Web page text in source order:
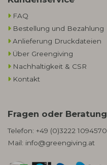
FAQ
Bestellung und Bezahlung
Anlieferung Druckdateien
Über Greengiving
Nachhaltigkeit & CSR
Kontakt
Fragen oder Beratung
Telefon: +49 (0)3222 1094570
Mail: info@greengiving.at